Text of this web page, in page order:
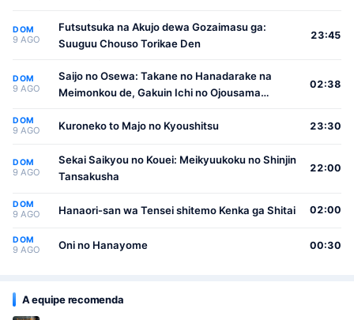
DOM
9 AGO
Futsutsuka na Akujo dewa Gozaimasu ga:
Suuguu Chouso Torikae Den
23:45
DOM
9 AGO
Saijo no Osewa: Takane no Hanadarake na
Meimonkou de, Gakuin Ichi no Ojousama
Osewa suru Koto ni Narimashita
02:38
DOM
9 AGO Kuroneko to Majo no Kyoushitsu 23:30
DOM
9 AGO
Sekai Saikyou no Kouei: Meikyuukoku no Shinjin
Tansakusha
22:00
DOM
9 AGO Hanaori-san wa Tensei shitemo Kenka ga Shitai 02:00
DOM
9 AGO Oni no Hanayome 00:30
A equipe recomenda